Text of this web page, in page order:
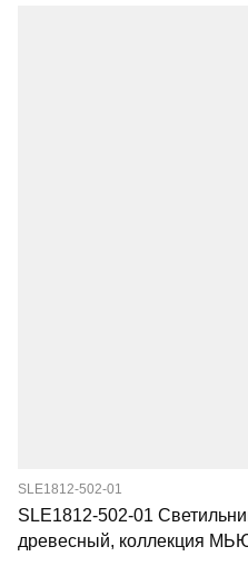
SLE1812-502-01
SLE1812-502-01
древесный, коллекция